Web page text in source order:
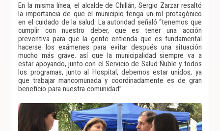
En la misma línea, el alcalde de Chillán, Sergio Zarzar resaltó
la importancia de que el municipio tenga un rol protagónico
en el cuidado de la salud. La autoridad señaló “tenemos que
cumplir con nuestro deber, que es tener una acción
preventiva para que la gente entienda que es fundamental
hacerse los exámenes para evitar después una situación
mucho más grave. así que la municipalidad siempre va a
estar apoyando, junto con el Servicio de Salud Ñuble y todos
los programas, junto al Hospital, debemos estar unidos, ya
que trabajar mancomunada y coordinadamente es de gran
beneficio para nuestra comunidad”.